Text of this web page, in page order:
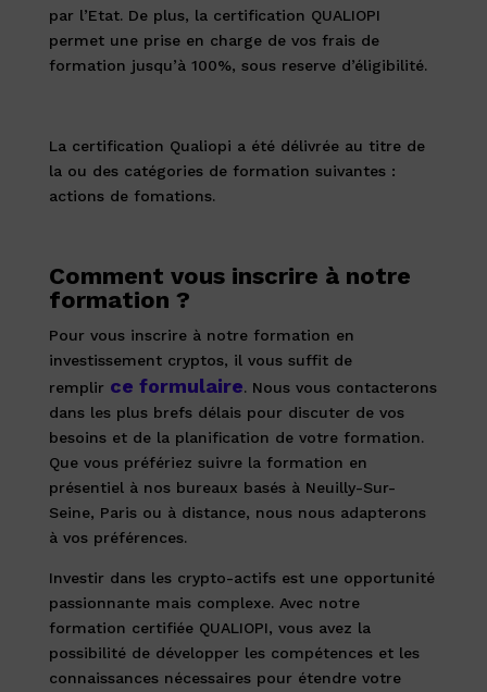
par l’Etat. De plus, la certification QUALIOPI
permet une prise en charge de vos frais de
formation jusqu’à 100%, sous reserve d’éligibilité.
La certification Qualiopi a été délivrée au titre de
la ou des catégories de formation suivantes :
actions de fomations.
Comment vous inscrire à notre
formation ?
Pour vous inscrire à notre formation en
investissement cryptos, il vous suffit de
remplir ce formulaire. Nous vous contacterons
dans les plus brefs délais pour discuter de vos
besoins et de la planification de votre formation.
Que vous préfériez suivre la formation en
présentiel à nos bureaux basés à Neuilly-Sur-
Seine, Paris ou à distance, nous nous adapterons
à vos préférences.
Investir dans les crypto-actifs est une opportunité
passionnante mais complexe. Avec notre
formation certifiée QUALIOPI, vous avez la
possibilité de développer les compétences et les
connaissances nécessaires pour étendre votre